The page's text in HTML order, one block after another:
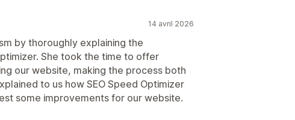
14 avril 2026
by thoroughly explaining the
She took the time to offer
our website, making the process both
to us how SEO Speed Optimizer
some improvements for our website.